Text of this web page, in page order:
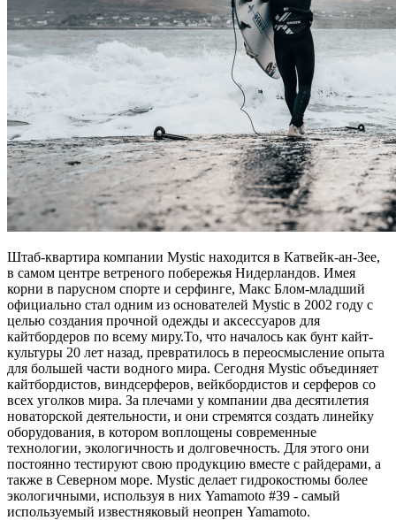
Штаб-квартира компании Mystic находится в Катвейк-ан-Зее,
в самом центре ветреного побережья Нидерландов. Имея
корни в парусном спорте и серфинге, Макс Блом-младший
официально стал одним из основателей Mystic в 2002 году с
целью создания прочной одежды и аксессуаров для
кайтбордеров по всему миру.То, что началось как бунт кайт-
культуры 20 лет назад, превратилось в переосмысление опыта
для большей части водного мира. Сегодня Mystic объединяет
кайтбордистов, виндсерферов, вейкбордистов и серферов со
всех уголков мира. За плечами у компании два десятилетия
новаторской деятельности, и они стремятся создать линейку
оборудования, в котором воплощены современные
технологии, экологичность и долговечность. Для этого они
постоянно тестируют свою продукцию вместе с райдерами, а
также в Северном море. Mystic делает гидрокостюмы более
экологичными, используя в них Yamamoto #39 - самый
используемый известняковый неопрен Yamamoto.